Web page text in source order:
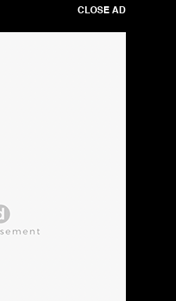
CLOSE AD